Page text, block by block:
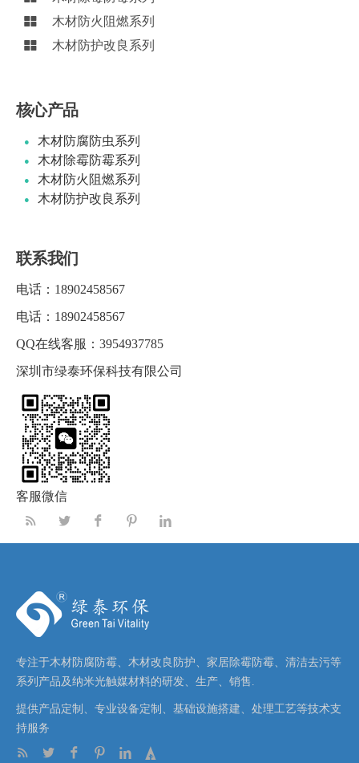
木材防火阻燃系列
木材防护改良系列
核心产品
木材防腐防虫系列
木材除霉防霉系列
木材防火阻燃系列
木材防护改良系列
联系我们
电话： 18902458567
电话： 18902458567
QQ在线客服： 3954937785
深圳市绿泰环保科技有限公司
客服微信
专注于木材防腐防霉、木材改良防护、家居除霉防霉、清洁去污等
系列产品及纳米光触媒材料的研发、生产、销售.
提供产品定制、专业设备定制、基础设施搭建、处理工艺等技术支
持服务